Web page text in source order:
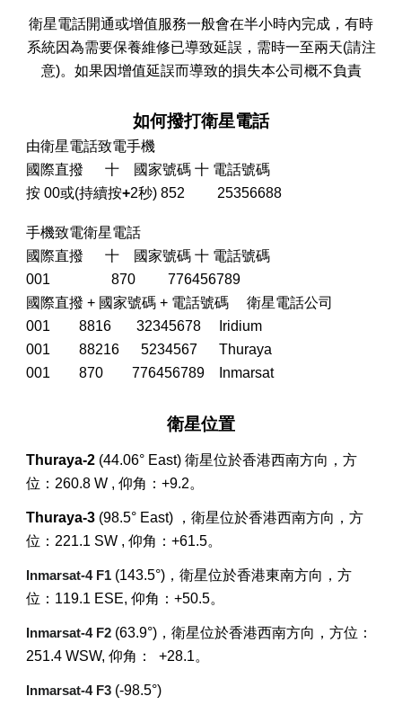
衛星電話開通或增值服務一般會在半小時內完成，有時
系統因為需要保養維修已導致延誤，需時一至兩天(請注
意)。如果因增值延誤而導致的損失本公司概不負責
如何撥打衛星電話
由衛星電話致電手機
國際直撥 十 國家號碼 十 電話號碼
按 00或(持續按+2秒) 852 25356688
手機致電衛星電話
國際直撥 十 國家號碼 十 電話號碼
001 870 776456789
國際直撥 + 國家號碼 + 電話號碼 衛星電話公司
001 8816 32345678 Iridium
001 88216 5234567 Thuraya
001 870 776456789 Inmarsat
衛星位置
Thuraya-2 (44.06° East) 衛星位於香港西南方向，方
位：260.8 W , 仰角：+9.2。
Thuraya-3 (98.5° East) ，衛星位於香港西南方向，方
位：221.1 SW , 仰角：+61.5。
Inmarsat-4 F1 (143.5°)，衛星位於香港東南方向，方
位：119.1 ESE, 仰角：+50.5。
Inmarsat-4 F2 (63.9°)，衛星位於香港西南方向，方位：
251.4 WSW, 仰角： +28.1。
Inmarsat-4 F3 (-98.5°)